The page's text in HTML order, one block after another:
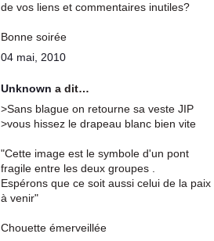
de vos liens et commentaires inutiles?
Bonne soirée
04 mai, 2010
Unknown a dit…
>Sans blague on retourne sa veste JIP
>vous hissez le drapeau blanc bien vite
"Cette image est le symbole d'un pont
fragile entre les deux groupes .
Espérons que ce soit aussi celui de la paix
à venir"
Chouette émerveillée